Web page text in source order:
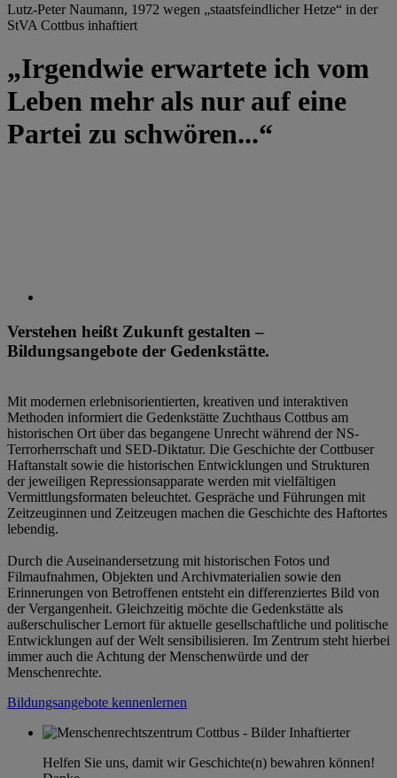
Lutz-Peter Naumann, 1972 wegen „staatsfeindlicher Hetze“ in der
StVA Cottbus inhaftiert
„Irgendwie erwartete ich vom
Leben mehr als nur auf eine
Partei zu schwören...“
Verstehen heißt Zukunft gestalten –
Bildungsangebote der Gedenkstätte.
Mit modernen erlebnisorientierten, kreativen und interaktiven
Methoden informiert die Gedenkstätte Zuchthaus Cottbus am
historischen Ort über das begangene Unrecht während der NS-
Terrorherrschaft und SED-Diktatur. Die Geschichte der Cottbuser
Haftanstalt sowie die historischen Entwicklungen und Strukturen
der jeweiligen Repressionsapparate werden mit vielfältigen
Vermittlungsformaten beleuchtet. Gespräche und Führungen mit
Zeitzeuginnen und Zeitzeugen machen die Geschichte des Haftortes
lebendig.
Durch die Auseinandersetzung mit historischen Fotos und
Filmaufnahmen, Objekten und Archivmaterialien sowie den
Erinnerungen von Betroffenen entsteht ein differenziertes Bild von
der Vergangenheit. Gleichzeitig möchte die Gedenkstätte als
außerschulischer Lernort für aktuelle gesellschaftliche und politische
Entwicklungen auf der Welt sensibilisieren. Im Zentrum steht hierbei
immer auch die Achtung der Menschenwürde und der
Menschenrechte.
Bildungsangebote kennenlernen
Helfen Sie uns, damit wir Geschichte(n) bewahren können!